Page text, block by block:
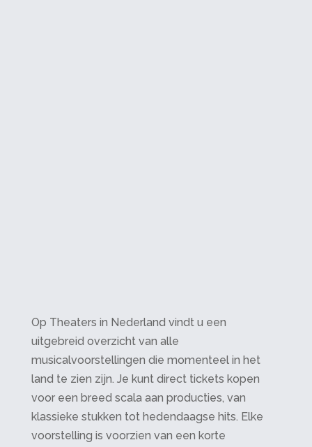
Op Theaters in Nederland vindt u een
uitgebreid overzicht van alle
musicalvoorstellingen die momenteel in het
land te zien zijn. Je kunt direct tickets kopen
voor een breed scala aan producties, van
klassieke stukken tot hedendaagse hits. Elke
voorstelling is voorzien van een korte